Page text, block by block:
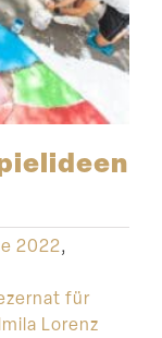
2022,
für
Lorenz